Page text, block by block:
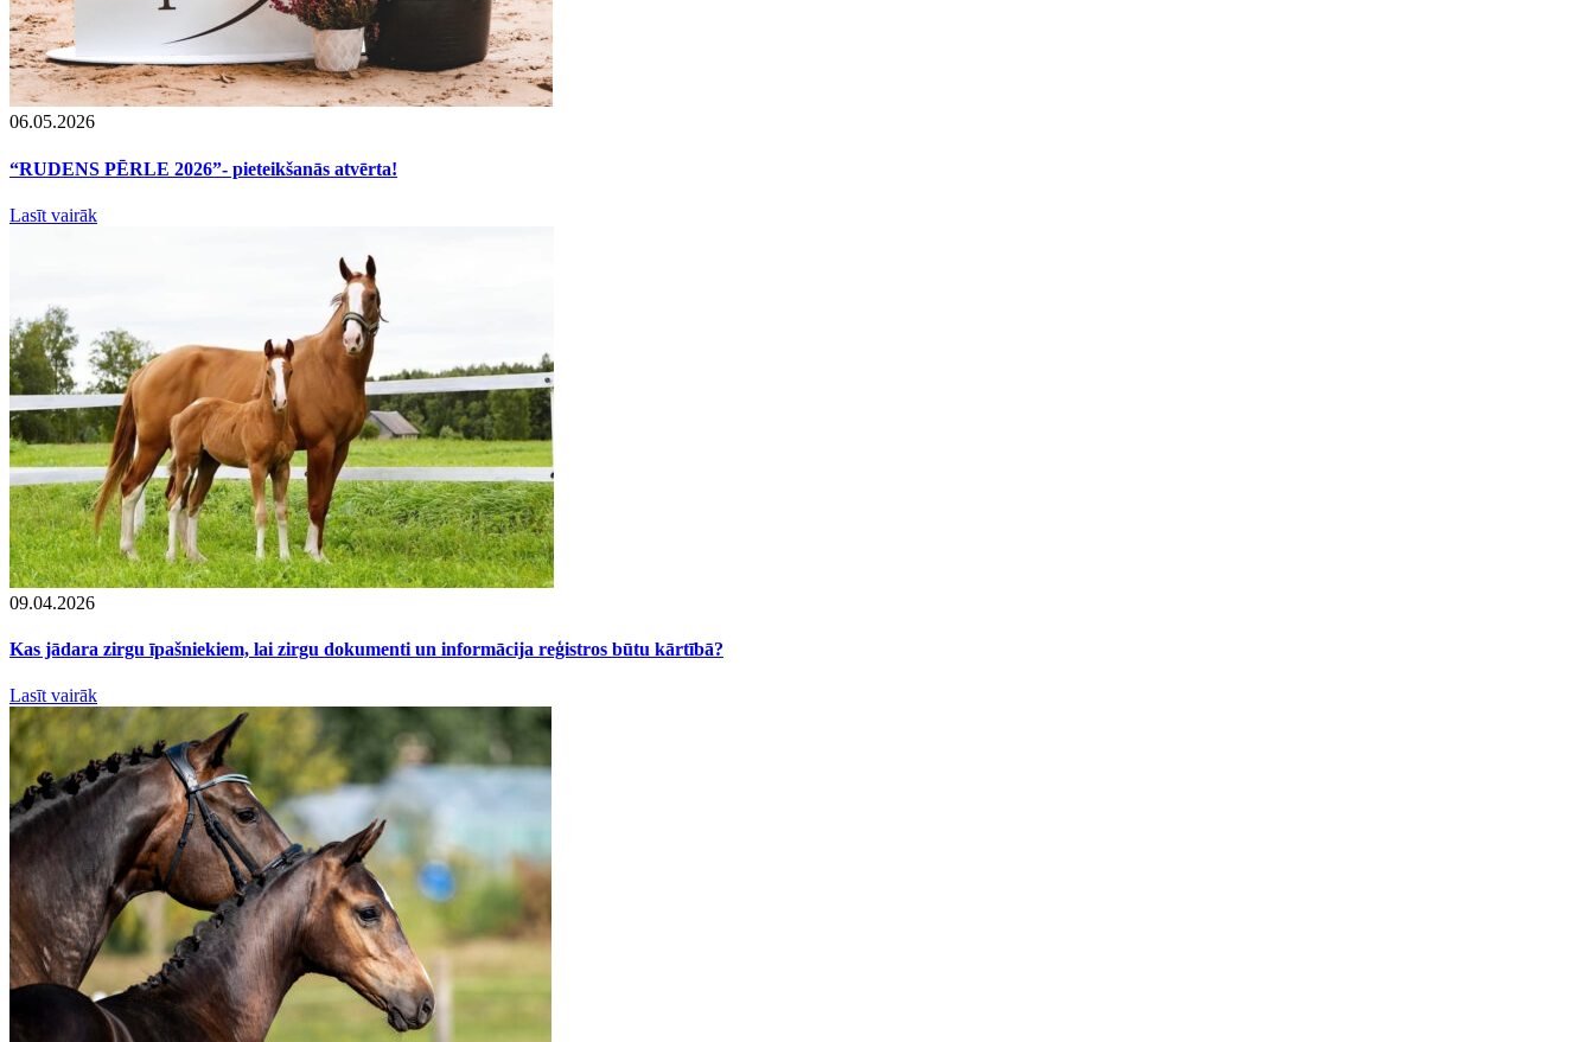
06.05.2026
“RUDENS PĒRLE 2026”- pieteikšanās atvērta!
Lasīt vairāk
09.04.2026
Kas jādara zirgu īpašniekiem, lai zirgu dokumenti un informācija reģistros būtu kārtībā?
Lasīt vairāk